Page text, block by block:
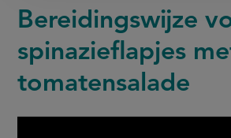
Bereidingswijze
spinazieflapjes
tomatensalade